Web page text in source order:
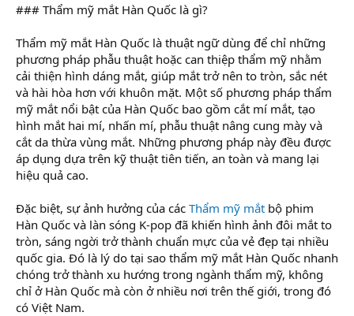
### Thẩm mỹ mắt Hàn Quốc là gì?
Thẩm mỹ mắt Hàn Quốc là thuật ngữ dùng để chỉ những
phương pháp phẫu thuật hoặc can thiệp thẩm mỹ nhằm
cải thiện hình dáng mắt, giúp mắt trở nên to tròn, sắc nét
và hài hòa hơn với khuôn mặt. Một số phương pháp thẩm
mỹ mắt nổi bật của Hàn Quốc bao gồm cắt mí mắt, tạo
hình mắt hai mí, nhấn mí, phẫu thuật nâng cung mày và
cắt da thừa vùng mắt. Những phương pháp này đều được
áp dụng dựa trên kỹ thuật tiên tiến, an toàn và mang lại
hiệu quả cao.
Đặc biệt, sự ảnh hưởng của các Thẩm mỹ mắt bộ phim
Hàn Quốc và làn sóng K-pop đã khiến hình ảnh đôi mắt to
tròn, sáng ngời trở thành chuẩn mực của vẻ đẹp tại nhiều
quốc gia. Đó là lý do tại sao thẩm mỹ mắt Hàn Quốc nhanh
chóng trở thành xu hướng trong ngành thẩm mỹ, không
chỉ ở Hàn Quốc mà còn ở nhiều nơi trên thế giới, trong đó
có Việt Nam.